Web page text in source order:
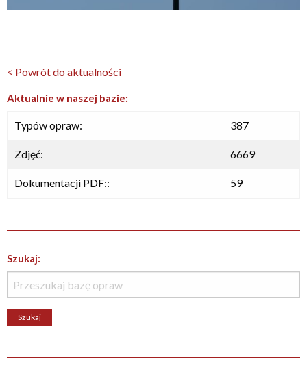
< Powrót do aktualności
Aktualnie w naszej bazie:
Typów opraw: 387
Zdjęć: 6669
Dokumentacji PDF:: 59
Szukaj: